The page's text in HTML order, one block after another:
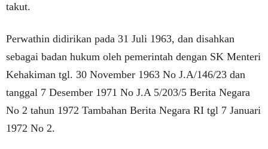
takut.
Perwathin didirikan pada 31 Juli 1963, dan disahkan
sebagai badan hukum oleh pemerintah dengan SK Menteri
Kehakiman tgl. 30 November 1963 No J.A/146/23 dan
tanggal 7 Desember 1971 No J.A 5/203/5 Berita Negara
No 2 tahun 1972 Tambahan Berita Negara RI tgl 7 Januari
1972 No 2.